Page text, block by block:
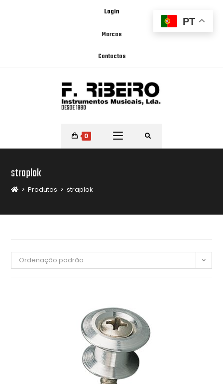
Login
Marcas
Contactos
0
straplok
> Produtos > straplok
Ordenação padrão
PT